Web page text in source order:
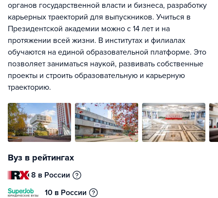
органов государственной власти и бизнеса, разработку
карьерных траекторий для выпускников. Учиться в
Президентской академии можно с 14 лет и на
протяжении всей жизни. В институтах и филиалах
обучаются на единой образовательной платформе. Это
позволяет заниматься наукой, развивать собственные
проекты и строить образовательную и карьерную
траекторию.
Вуз в рейтингах
8 в России
10 в России